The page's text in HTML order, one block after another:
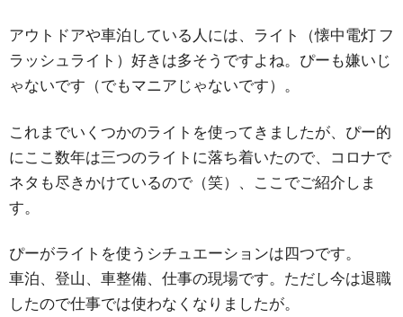
アウトドアや車泊している人には、ライト（懐中電灯 フ
ラッシュライト）好きは多そうですよね。ぴーも嫌いじ
ゃないです（でもマニアじゃないです）。
これまでいくつかのライトを使ってきましたが、ぴー的
にここ数年は三つのライトに落ち着いたので、コロナで
ネタも尽きかけているので（笑）、ここでご紹介しま
す。
ぴーがライトを使うシチュエーションは四つです。
車泊、登山、車整備、仕事の現場です。ただし今は退職
したので仕事では使わなくなりましたが。